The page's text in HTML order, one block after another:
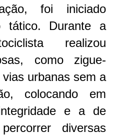
foi iniciado
tático. Durante a
realizou
como zigue-
urbanas sem a
colocando em
e a de
diversas